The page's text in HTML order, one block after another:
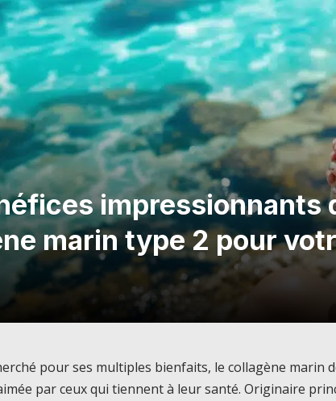
impressionnants
marin type 2 pour
pour ses multiples bienfaits, le collagène marin
par ceux qui tiennent à leur santé. Originaire